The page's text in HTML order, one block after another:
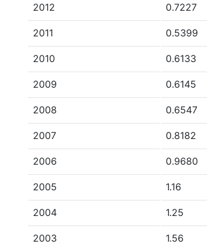
2012 0.7227
2011 0.5399
2010 0.6133
2009 0.6145
2008 0.6547
2007 0.8182
2006 0.9680
2005 1.16
2004 1.25
2003 1.56